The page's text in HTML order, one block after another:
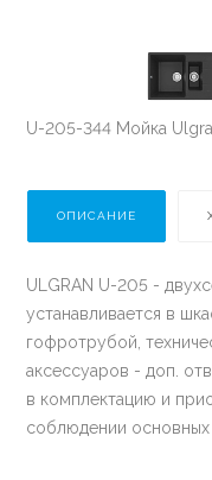
U-205-344 Мойка
ОПИСАНИЕ
ULGRAN U-205 -
устанавливается в
гофротрубой,
аксессуаров - доп.
в комплектацию и
соблюдении основных